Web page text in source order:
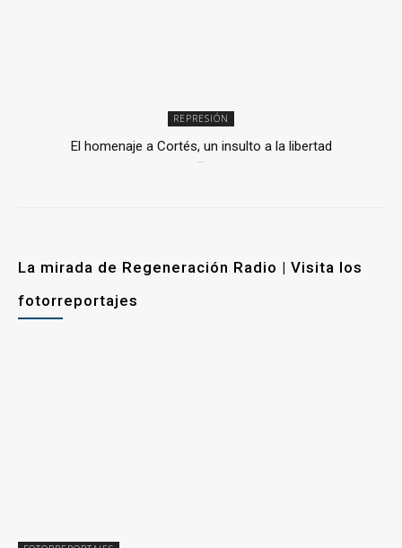
REPRESIÓN
El homenaje a Cortés, un insulto a la libertad
La mirada de Regeneración Radio | Visita los
fotorreportajes